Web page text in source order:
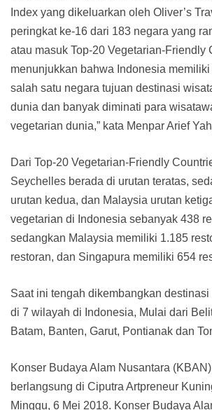
Index yang dikeluarkan oleh Oliver’s
peringkat ke-16 dari 183 negara yang
atau masuk Top-20 Vegetarian-Friendly
menunjukkan bahwa Indonesia
salah satu negara tujuan destinasi
dunia dan banyak diminati para
vegetarian dunia,” kata Menpar Arief
Dari Top-20 Vegetarian-Friendly
Seychelles berada di urutan teratas,
urutan kedua, dan Malaysia urutan
vegetarian di Indonesia sebanyak 438
sedangkan Malaysia memiliki 1.185
restoran, dan Singapura memiliki 654
Saat ini tengah dikembangkan
di 7 wilayah di Indonesia, Mulai dari
Batam, Banten, Garut, Pontianak dan
Konser Budaya Alam Nusantara
berlangsung di Ciputra Artpreneur
Minggu, 6 Mei 2018. Konser Budaya